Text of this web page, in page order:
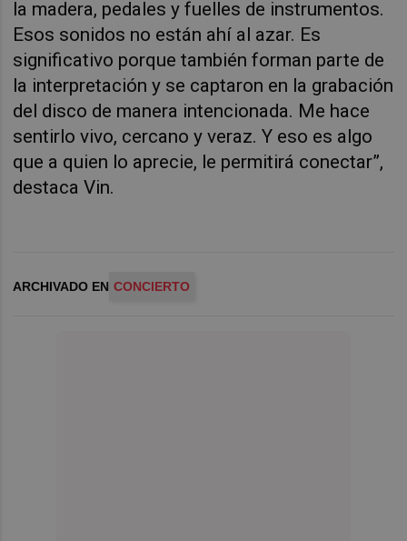
la madera, pedales y fuelles de instrumentos.
Esos sonidos no están ahí al azar. Es
significativo porque también forman parte de
la interpretación y se captaron en la grabación
del disco de manera intencionada. Me hace
sentirlo vivo, cercano y veraz. Y eso es algo
que a quien lo aprecie, le permitirá conectar”,
destaca Vin.
ARCHIVADO EN CONCIERTO